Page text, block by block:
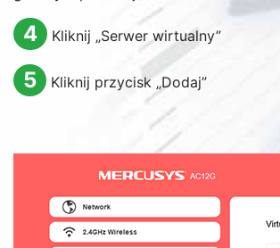
4 Kliknij „Serwer wirtualny”
5 Kliknij przycisk „Dodaj”